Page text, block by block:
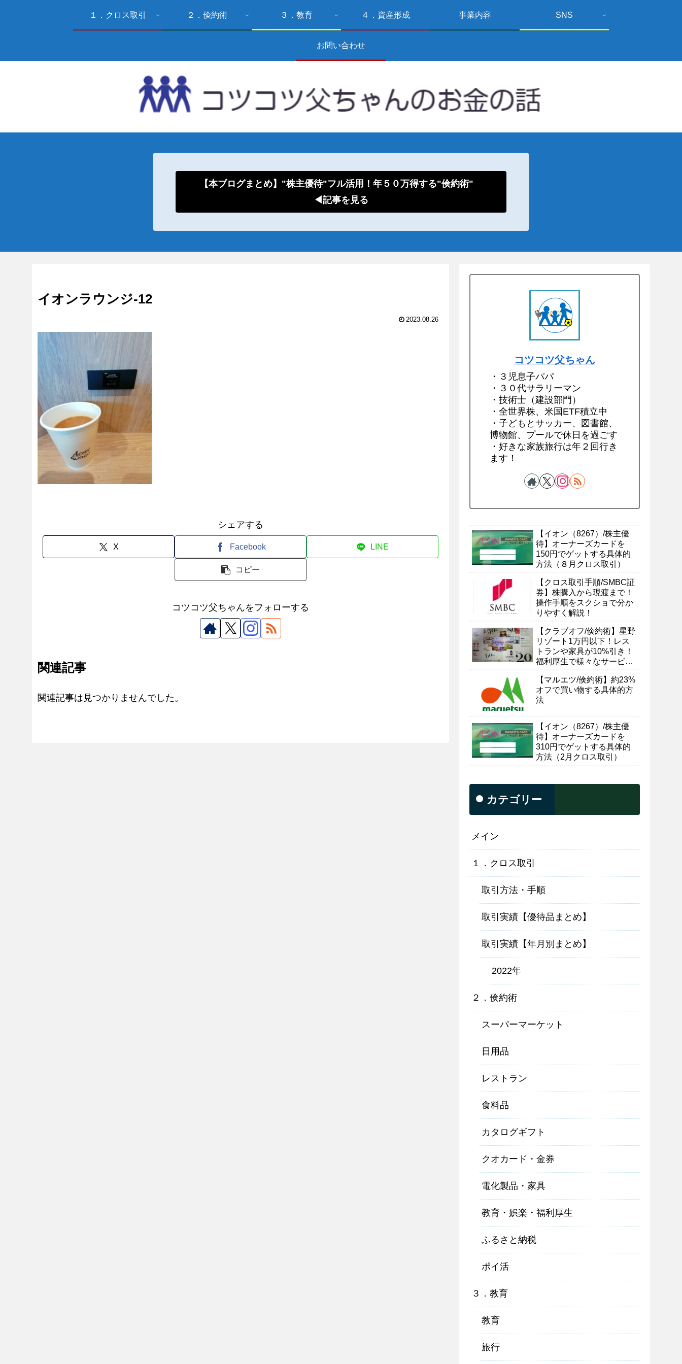
１．クロス取引 ２．倹約術 ３．教育 ４．資産形成 事業内容 SNS
お問い合わせ
【本ブログまとめ】"株主優待"フル活用！年５０万得する"倹約術"
◀記事を見る
イオンラウンジ-12
2023.08.26
シェアする
X Facebook LINE
コピー
コツコツ父ちゃんをフォローする
関連記事
関連記事は見つかりませんでした。
コツコツ父ちゃん
・３児息子パパ
・３０代サラリーマン
・技術士（建設部門）
・全世界株、米国ETF積立中
・子どもとサッカー、図書館、
博物館、プールで休日を過ごす
・好きな家族旅行は年２回行き
ます！
【イオン（8267）/株主優
待】オーナーズカードを
150円でゲットする具体的
方法（８月クロス取引）
【クロス取引手順/SMBC証
券】株購入から現渡まで！
操作手順をスクショで分か
りやすく解説！
【クラブオフ/倹約術】星野
リゾート1万円以下！レス
トランや家具が10%引き！
福利厚生で様々なサービス
【マルエツ/倹約術】約23%
オフで買い物する具体的方
法
【イオン（8267）/株主優
待】オーナーズカードを
310円でゲットする具体的
方法（2月クロス取引）
カテゴリー
メイン
１．クロス取引
取引方法・手順
取引実績【優待品まとめ】
取引実績【年月別まとめ】
2022年
２．倹約術
スーパーマーケット
日用品
レストラン
食料品
カタログギフト
クオカード・金券
電化製品・家具
教育・娯楽・福利厚生
ふるさと納税
ポイ活
３．教育
教育
旅行